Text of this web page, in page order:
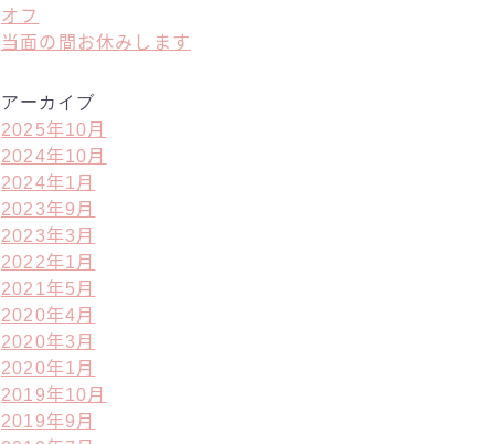
オフ
当面の間お休みします
アーカイブ
2025年10月
2024年10月
2024年1月
2023年9月
2023年3月
2022年1月
2021年5月
2020年4月
2020年3月
2020年1月
2019年10月
2019年9月